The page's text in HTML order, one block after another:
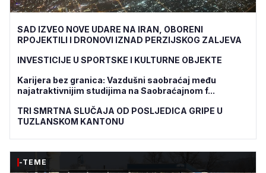
SAD IZVEO NOVE UDARE NA IRAN, OBORENI
RPOJEKTILI I DRONOVI IZNAD PERZIJSKOG ZALJEVA
INVESTICIJE U SPORTSKE I KULTURNE OBJEKTE
Karijera bez granica: Vazdušni saobraćaj među
najatraktivnijim studijima na Saobraćajnom f...
TRI SMRTNA SLUČAJA OD POSLJEDICA GRIPE U
TUZLANSKOM KANTONU
-TEME